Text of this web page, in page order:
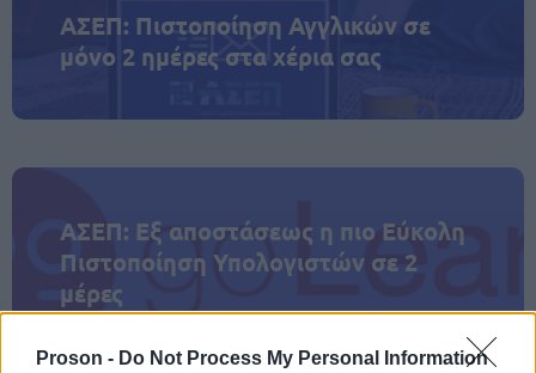
Proson - Do Not Process My Personal Information
ΑΣΕΠ: Πιστοποίηση Αγγλικών σε
μόνο 2 ημέρες στα χέρια σας
ΑΣΕΠ: Εξ αποστάσεως η πιο Εύκολη
Πιστοποίηση Υπολογιστών σε 2
μέρες